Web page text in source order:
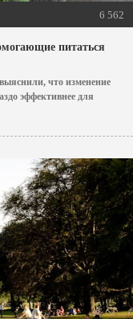
6 562
питаться
что изменение
эффективнее для